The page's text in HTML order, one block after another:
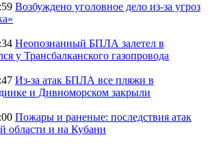
Возбуждено уголовное дело из-за угроз
Неопознанный БПЛА залетел в
у Трансбалканского газопровода
Из-за атак БПЛА все пляжи в
и Дивноморском закрыли
Пожары и раненые: последствия атак
области и на Кубани